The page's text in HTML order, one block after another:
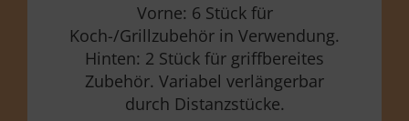
Vorne: 6 Stück für
Koch-/Grillzubehör in Verwendung.
Hinten: 2 Stück für griffbereites
Zubehör. Variabel verlängerbar
durch Distanzstücke.